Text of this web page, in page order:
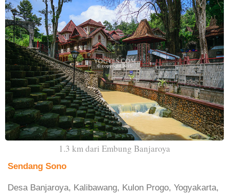
1.3 km dari Embung Banjaroya
Sendang Sono
Desa Banjaroya, Kalibawang, Kulon Progo, Yogyakarta,